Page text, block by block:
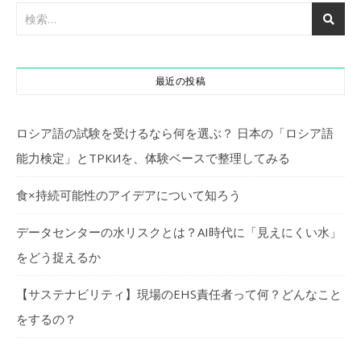
最近の投稿
ロシア語の試験を受けるなら何を選ぶ？ 日本の「ロシア語
能力検定」とТРКИを、体験ベースで整理してみる
食×持続可能性のアイデアについて知ろう
データセンターの水リスクとは？AI時代に「見えにくい水」
をどう捉えるか
【サステナビリティ】現場のEHS責任者って何？どんなこと
をするの？